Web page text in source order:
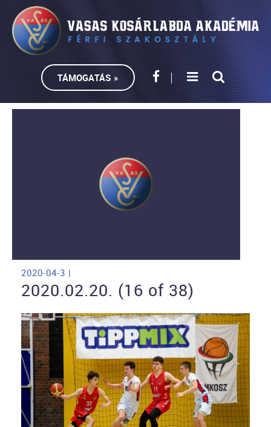
TÁMOGATÁS »
2020-04-3 |
2020.02.20. (16 of 38)